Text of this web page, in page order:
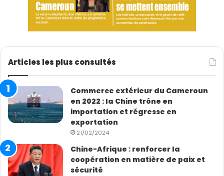
Articles les plus consultés
Commerce extérieur du Cameroun
en 2022 : la Chine trône en
importation et régresse en
exportation
21/02/2024
Chine-Afrique : renforcer la
coopération en matière de paix et
sécurité